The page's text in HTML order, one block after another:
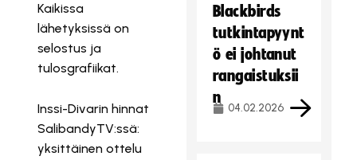
Kaikissa
lähetyksissä on
selostus ja
tulosgrafiikat.
Inssi-Divarin hinnat
SalibandyTV:ssä:
yksittäinen ottelu
Blackbirds
tutkintapyynt
ö ei johtanut
rangaistuksii
n
04.02.2026